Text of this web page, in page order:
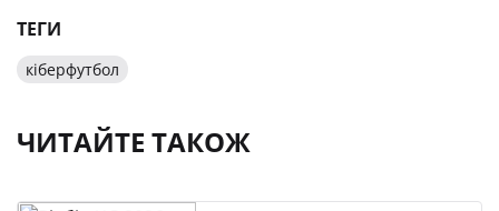
ТЕГИ
кіберфутбол
ЧИТАЙТЕ ТАКОЖ